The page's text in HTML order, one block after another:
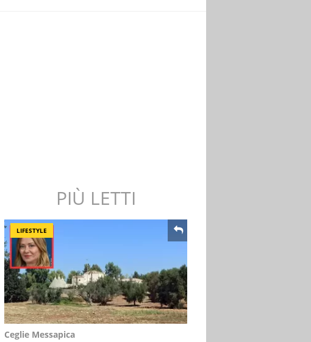
PIÙ LETTI
LIFESTYLE
Ceglie Messapica